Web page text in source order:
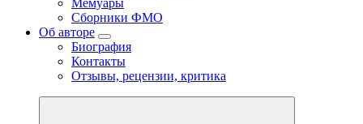
Сборники ФМО
Об авторе
Биография
Контакты
Отзывы, рецензии, критика